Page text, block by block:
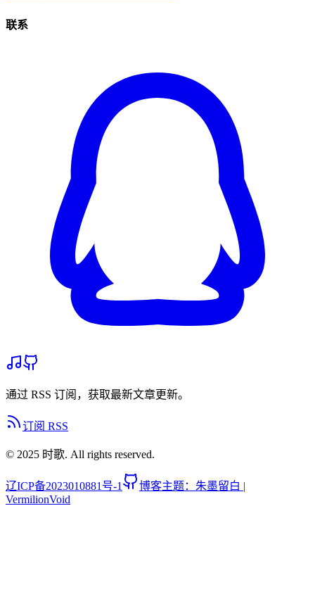
联系
通过 RSS 订阅，获取最新文章更新。
订阅 RSS
© 2025 时歌. All rights reserved.
辽ICP备2023010881号-1
博客主题：朱墨留白 |
VermilionVoid